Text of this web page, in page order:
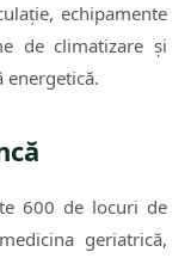
echipamente
de climatizare și
energetică.
600 de locuri de
geriatrică,